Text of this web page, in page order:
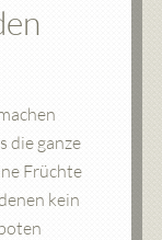
die ganze
Früchte
kein